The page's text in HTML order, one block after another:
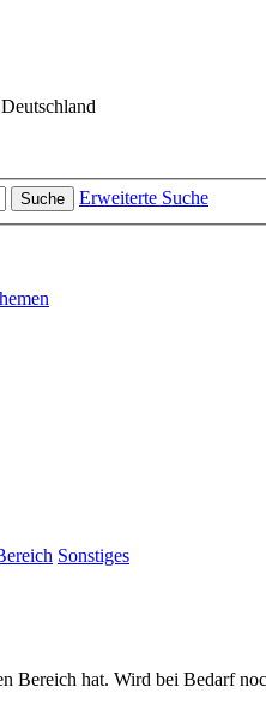
Suche Erweiterte Suche
Sonstiges
Bereich hat. Wird bei Bedarf